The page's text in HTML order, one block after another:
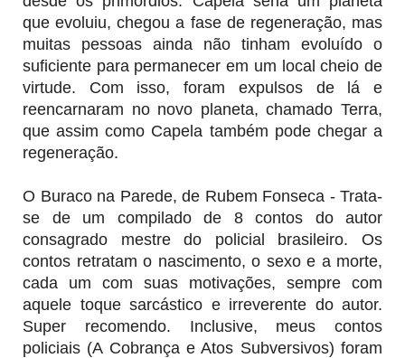
que evoluiu, chegou a fase de regeneração, mas
muitas pessoas ainda não tinham evoluído o
suficiente para permanecer em um local cheio de
virtude. Com isso, foram expulsos de lá e
reencarnaram no novo planeta, chamado Terra,
que assim como Capela também pode chegar a
regeneração.
O Buraco na Parede, de Rubem Fonseca - Trata-
se de um compilado de 8 contos do autor
consagrado mestre do policial brasileiro. Os
contos retratam o nascimento, o sexo e a morte,
cada um com suas motivações, sempre com
aquele toque sarcástico e irreverente do autor.
Super recomendo. Inclusive, meus contos
policiais (A Cobrança e Atos Subversivos) foram